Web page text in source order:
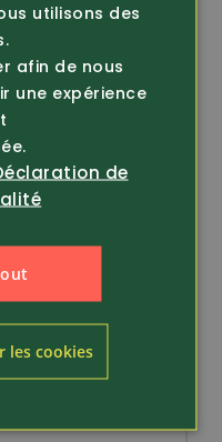
thermique clim8
avec bat...
utilisons des
afin de nous
une expérience
de
les cookies